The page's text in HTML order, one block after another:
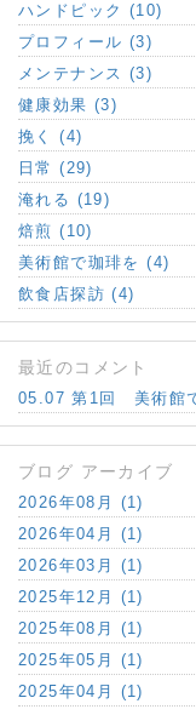
ハンドピック (10)
プロフィール (3)
メンテナンス (3)
健康効果 (3)
挽く (4)
日常 (29)
淹れる (19)
焙煎 (10)
美術館で珈琲を (4)
飲食店探訪 (4)
最近のコメント
05.07 第1回 美術館
ブログ アーカイブ
2026年08月 (1)
2026年04月 (1)
2026年03月 (1)
2025年12月 (1)
2025年08月 (1)
2025年05月 (1)
2025年04月 (1)